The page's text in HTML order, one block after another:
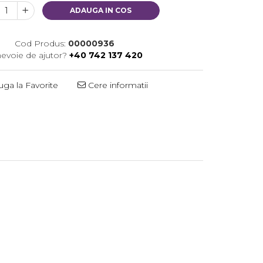
ADAUGA IN COS
Cod Produs: 00000936
de ajutor? +40 742 137 420
la Favorite Cere informatii